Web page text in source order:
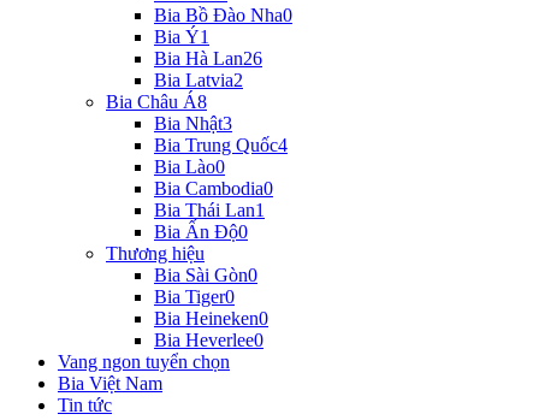
Bia Bồ Đào Nha0
Bia Ý1
Bia Hà Lan26
Bia Latvia2
Bia Châu Á8
Bia Nhật3
Bia Trung Quốc4
Bia Lào0
Bia Cambodia0
Bia Thái Lan1
Bia Ấn Độ0
Thương hiệu
Bia Sài Gòn0
Bia Tiger0
Bia Heineken0
Bia Heverlee0
Vang ngon tuyển chọn
Bia Việt Nam
Tin tức